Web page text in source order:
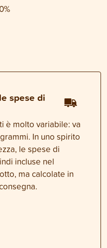
spese di
è molto variabile: va
In uno spirito
le spese di
incluse nel
ma calcolate in